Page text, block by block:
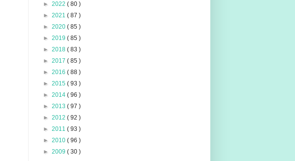
► 2022 ( 80 )
► 2021 ( 87 )
► 2020 ( 85 )
► 2019 ( 85 )
► 2018 ( 83 )
► 2017 ( 85 )
► 2016 ( 88 )
► 2015 ( 93 )
► 2014 ( 96 )
► 2013 ( 97 )
► 2012 ( 92 )
► 2011 ( 93 )
► 2010 ( 96 )
► 2009 ( 30 )